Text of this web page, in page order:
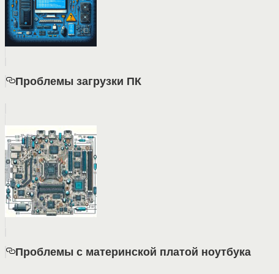
Проблемы загрузки ПК
Проблемы с материнской платой ноутбука